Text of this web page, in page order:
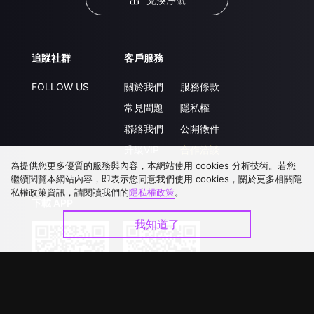
追蹤社群
FOLLOW US
客戶服務
關於我們
常見問題
聯絡我們
升級VIP
服務條款
隱私權
公開徵件
合作洽談
為提供您更多優質的服務與內容，本網站使用 cookies 分析技術。若您
繼續閱覽本網站內容，即表示您同意我們使用 cookies，關於更多相關隱
私權政策資訊，請閱讀我們的隱私權政策。
我知道了